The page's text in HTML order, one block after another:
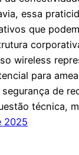
essa
que
wireless
para
de
técnica,
2025